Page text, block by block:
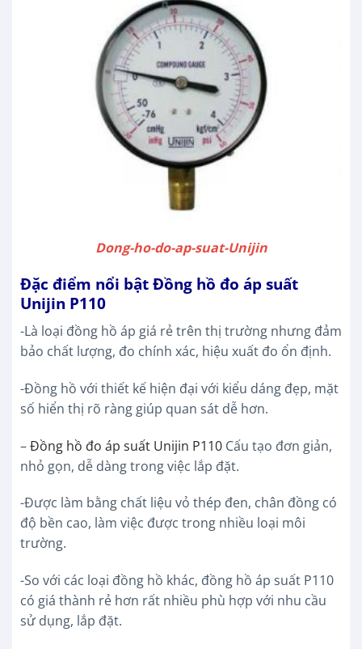
Dong-ho-do-ap-suat-Unijin
Đặc điểm nổi bậtĐồng hồ đo áp suất
Unijin P110
-Là loại đồng hồ áp giá rẻ trên thị trường nhưng đảm
bảo chất lượng, đo chính xác, hiệu xuất đo ổn định.
-Đồng hồ với thiết kế hiện đại với kiểu dáng đẹp, mặt
số hiển thị rõ ràng giúp quan sát dễ hơn.
–Đồng hồ đo áp suất Unijin P110 Cấu tạo đơn giản,
nhỏ gọn, dễ dàng trong việc lắp đặt.
-Được làm bằng chất liệu vỏ thép đen, chân đồng có
độ bền cao, làm việc được trong nhiều loại môi
trường.
-So với các loại đồng hồ khác, đồng hồ áp suất P110
có giá thành rẻ hơn rất nhiều phù hợp với nhu cầu
sử dụng, lắp đặt.